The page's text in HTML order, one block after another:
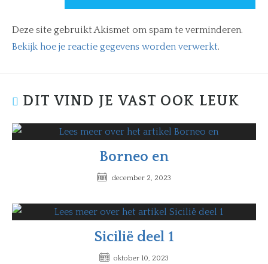
Deze site gebruikt Akismet om spam te verminderen.
Bekijk hoe je reactie gegevens worden verwerkt.
DIT VIND JE VAST OOK LEUK
Borneo en
december 2, 2023
Sicilië deel 1
oktober 10, 2023